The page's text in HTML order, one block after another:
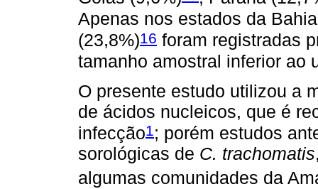
Apenas nos estados da
(23,8%)16 foram registradas
tamanho amostral inferior ao
O presente estudo utilizou a
de ácidos nucleicos, que é
infecção1; porém estudos
sorológicas de C. trachomatis
algumas comunidades da